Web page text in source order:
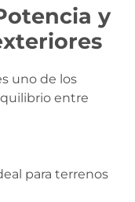
y
uno de los
entre
para terrenos